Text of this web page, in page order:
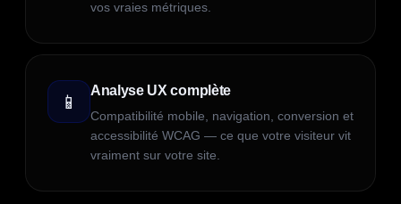
vos vraies métriques.
📱
Analyse UX complète
Compatibilité mobile, navigation, conversion et
accessibilité WCAG — ce que votre visiteur vit
vraiment sur votre site.